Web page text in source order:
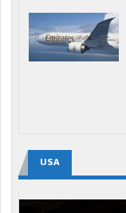
USA